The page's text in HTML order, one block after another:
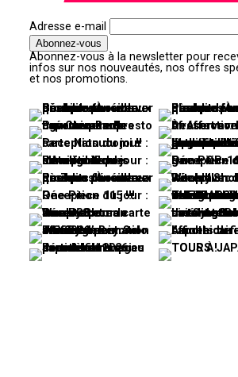
Adresse e-mail
Abonnez-vous à la newsletter pour
infos sur nos nouveautés, nos offres
et nos promotions.